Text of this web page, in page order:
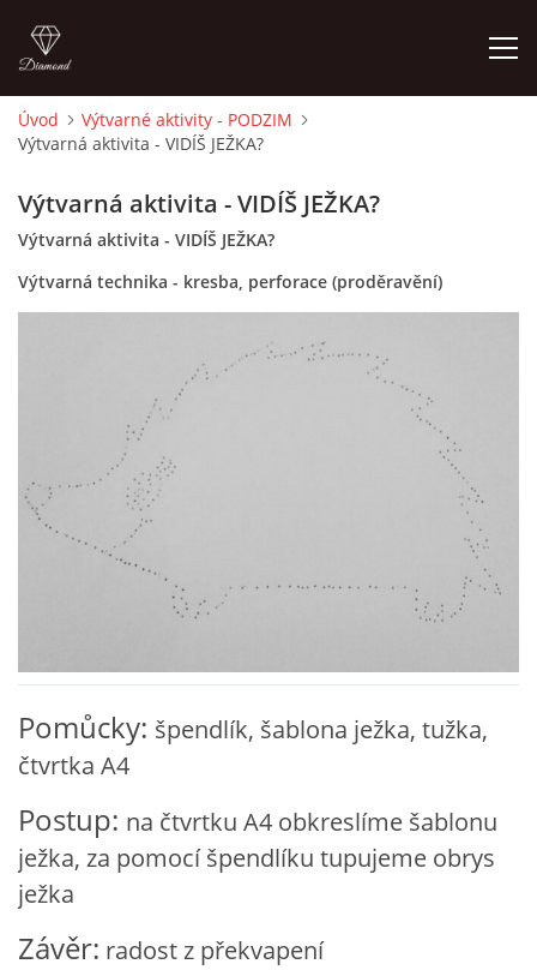
ÚVOD
O MĚ
FOTOALBUM
DĚJINY VÝTVARNÉHO UMĚNÍ
NOVINKY ZE ŠKOLSTVÍ 2025
ROČNÍ PLÁN - INSPIRACE /DLE NOVÉHO RVP PV 2025
VZDĚLÁVACÍ BLOK ZÁŘÍ
VZDĚLÁVACÍ BLOK LISTOPAD
VZDĚLÁVACÍ BLOK LEDEN
VZDĚLÁVACÍ BLOK ÚNOR
Úvod
Výtvarné aktivity - PODZIM
Výtvarná aktivita - VIDÍŠ JEŽKA?
Výtvarná aktivita - VIDÍŠ JEŽKA?
Výtvarná aktivita - VIDÍŠ JEŽKA?
Výtvarná technika - kresba, perforace (proděravění)
Pomůcky: špendlík, šablona ježka, tužka,
čtvrtka A4
Postup: na čtvrtku A4 obkreslíme šablonu
ježka, za pomocí špendlíku tupujeme obrys
ježka
Závěr: radost z překvapení